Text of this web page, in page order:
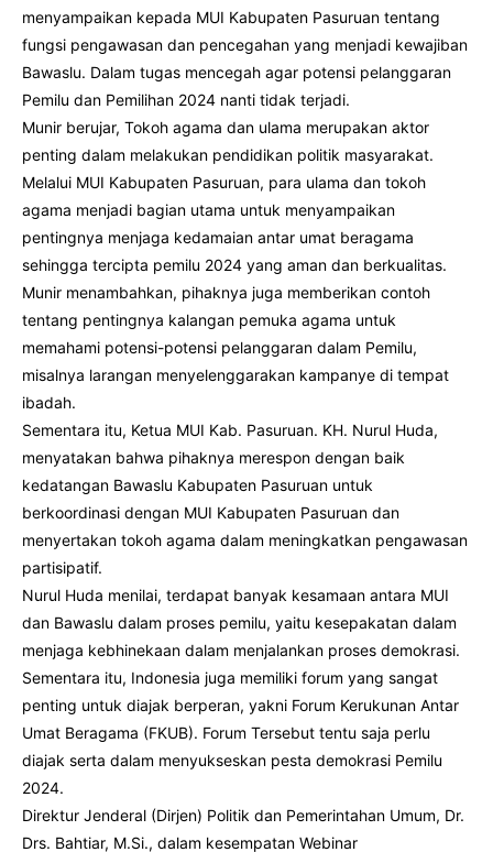
menyampaikan kepada MUI Kabupaten Pasuruan tentang
fungsi pengawasan dan pencegahan yang menjadi kewajiban
Bawaslu. Dalam tugas mencegah agar potensi pelanggaran
Pemilu dan Pemilihan 2024 nanti tidak terjadi.
Munir berujar, Tokoh agama dan ulama merupakan aktor
penting dalam melakukan pendidikan politik masyarakat.
Melalui MUI Kabupaten Pasuruan, para ulama dan tokoh
agama menjadi bagian utama untuk menyampaikan
pentingnya menjaga kedamaian antar umat beragama
sehingga tercipta pemilu 2024 yang aman dan berkualitas.
Munir menambahkan, pihaknya juga memberikan contoh
tentang pentingnya kalangan pemuka agama untuk
memahami potensi-potensi pelanggaran dalam Pemilu,
misalnya larangan menyelenggarakan kampanye di tempat
ibadah.
Sementara itu, Ketua MUI Kab. Pasuruan. KH. Nurul Huda,
menyatakan bahwa pihaknya merespon dengan baik
kedatangan Bawaslu Kabupaten Pasuruan untuk
berkoordinasi dengan MUI Kabupaten Pasuruan dan
menyertakan tokoh agama dalam meningkatkan pengawasan
partisipatif.
Nurul Huda menilai, terdapat banyak kesamaan antara MUI
dan Bawaslu dalam proses pemilu, yaitu kesepakatan dalam
menjaga kebhinekaan dalam menjalankan proses demokrasi.
Sementara itu, Indonesia juga memiliki forum yang sangat
penting untuk diajak berperan, yakni Forum Kerukunan Antar
Umat Beragama (FKUB). Forum Tersebut tentu saja perlu
diajak serta dalam menyukseskan pesta demokrasi Pemilu
2024.
Direktur Jenderal (Dirjen) Politik dan Pemerintahan Umum, Dr.
Drs. Bahtiar, M.Si., dalam kesempatan Webinar